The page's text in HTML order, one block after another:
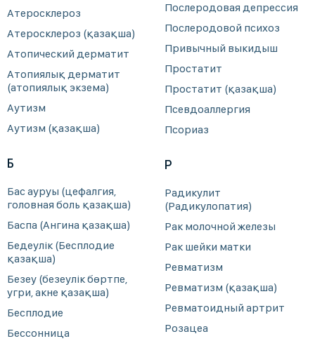
Атеросклероз
Атеросклероз (қазақша)
Атопический дерматит
Атопиялық дерматит
(атопиялық экзема)
Аутизм
Аутизм (қазақша)
Б
Бас ауруы (цефалгия,
головная боль қазақша)
Баспа (Ангина қазақша)
Бедеулік (Бесплодие
қазақша)
Безеу (безеулік бөртпе,
угри, акне қазақша)
Бесплодие
Бессонница
Послеродовая депрессия
Послеродовой психоз
Привычный выкидыш
Простатит
Простатит (қазақша)
Псевдоаллергия
Псориаз
Р
Радикулит
(Радикулопатия)
Рак молочной железы
Рак шейки матки
Ревматизм
Ревматизм (қазақша)
Ревматоидный артрит
Розацеа